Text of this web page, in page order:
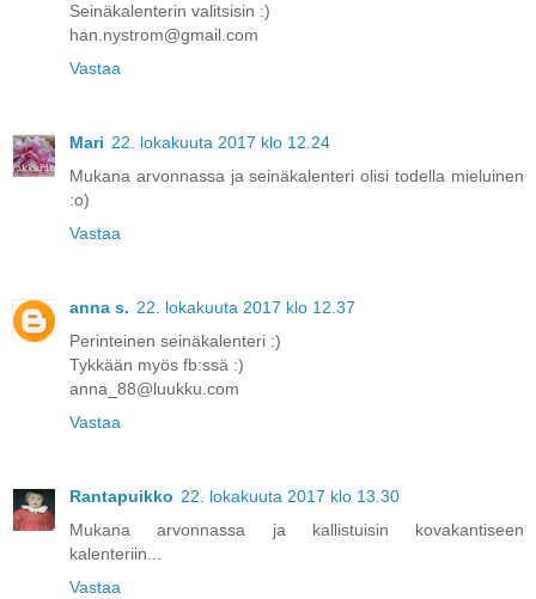
Seinäkalenterin valitsisin :)
han.nystrom@gmail.com
Vastaa
Mari 22. lokakuuta 2017 klo 12.24
Mukana arvonnassa ja seinäkalenteri olisi todella mieluinen
:o)
Vastaa
anna s. 22. lokakuuta 2017 klo 12.37
Perinteinen seinäkalenteri :)
Tykkään myös fb:ssä :)
anna_88@luukku.com
Vastaa
Rantapuikko 22. lokakuuta 2017 klo 13.30
Mukana arvonnassa ja kallistuisin kovakantiseen
kalenteriin...
Vastaa